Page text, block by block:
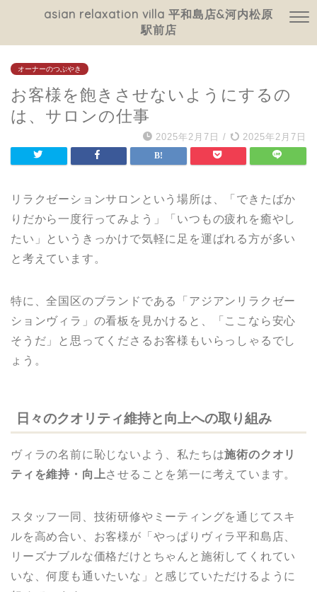
asian relaxation villa 平和島店&河内松原
駅前店
オーナーのつぶやき
お客様を飽きさせないようにするの
は、サロンの仕事
2025年2月7日 / 2025年2月7日
リラクゼーションサロンという場所は、「できたばか
りだから一度行ってみよう」「いつもの疲れを癒やし
たい」というきっかけで気軽に足を運ばれる方が多い
と考えています。
特に、全国区のブランドである「アジアンリラクゼー
ションヴィラ」の看板を見かけると、「ここなら安心
そうだ」と思ってくださるお客様もいらっしゃるでし
ょう。
日々のクオリティ維持と向上への取り組み
ヴィラの名前に恥じないよう、私たちは施術のクオリ
ティを維持・向上させることを第一に考えています。
スタッフ一同、技術研修やミーティングを通じてスキ
ルを高め合い、お客様が「やっぱりヴィラ平和島店、
リーズナブルな価格だけとちゃんと施術してくれてい
いな、何度も通いたいな」と感じていただけるように